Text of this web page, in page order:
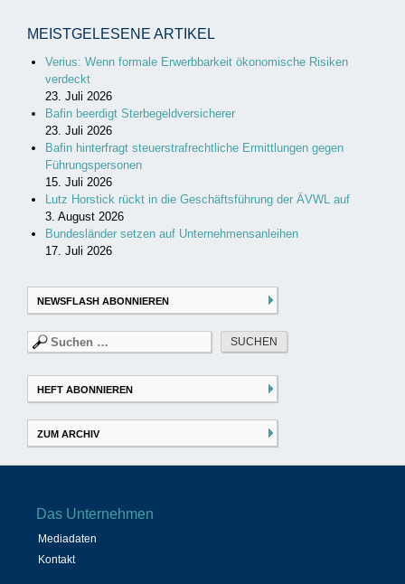
MEISTGELESENE ARTIKEL
Verius: Wenn formale Erwerbbarkeit ökonomische Risiken
verdeckt
23. Juli 2026
Bafin beerdigt Sterbegeldversicherer
23. Juli 2026
Bafin hinterfragt steuerstrafrechtliche Ermittlungen gegen
Führungspersonen
15. Juli 2026
Lutz Horstick rückt in die Geschäftsführung der ÄVWL auf
3. August 2026
Bundesländer setzen auf Unternehmensanleihen
17. Juli 2026
NEWSFLASH ABONNIEREN
Suchen
nach:
HEFT ABONNIEREN
ZUM ARCHIV
Das Unternehmen
Mediadaten
Kontakt